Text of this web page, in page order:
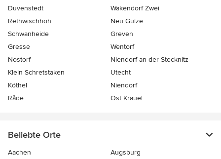
Duvenstedt
Wakendorf Zwei
Rethwischhöh
Neu Gülze
Schwanheide
Greven
Gresse
Wentorf
Nostorf
Niendorf an der Stecknitz
Klein Schretstaken
Utecht
Köthel
Niendorf
Råde
Ost Krauel
Beliebte Orte
Aachen Augsburg